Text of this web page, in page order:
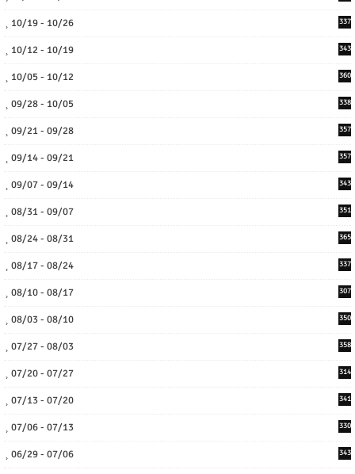
10/19 - 10/26 337
10/12 - 10/19 343
10/05 - 10/12 360
09/28 - 10/05 338
09/21 - 09/28 357
09/14 - 09/21 357
09/07 - 09/14 343
08/31 - 09/07 351
08/24 - 08/31 365
08/17 - 08/24 337
08/10 - 08/17 307
08/03 - 08/10 350
07/27 - 08/03 358
07/20 - 07/27 314
07/13 - 07/20 341
07/06 - 07/13 330
06/29 - 07/06 343